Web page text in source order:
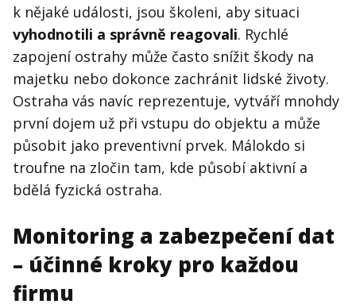
k nějaké události, jsou školeni, aby situaci
vyhodnotili a správně reagovali. Rychlé
zapojení ostrahy může často snížit škody na
majetku nebo dokonce zachránit lidské životy.
Ostraha vás navíc reprezentuje, vytváří mnohdy
první dojem už při vstupu do objektu a může
působit jako preventivní prvek. Málokdo si
troufne na zločin tam, kde působí aktivní a
bdělá fyzická ostraha.
Monitoring a zabezpečení dat
– účinné kroky pro každou
firmu